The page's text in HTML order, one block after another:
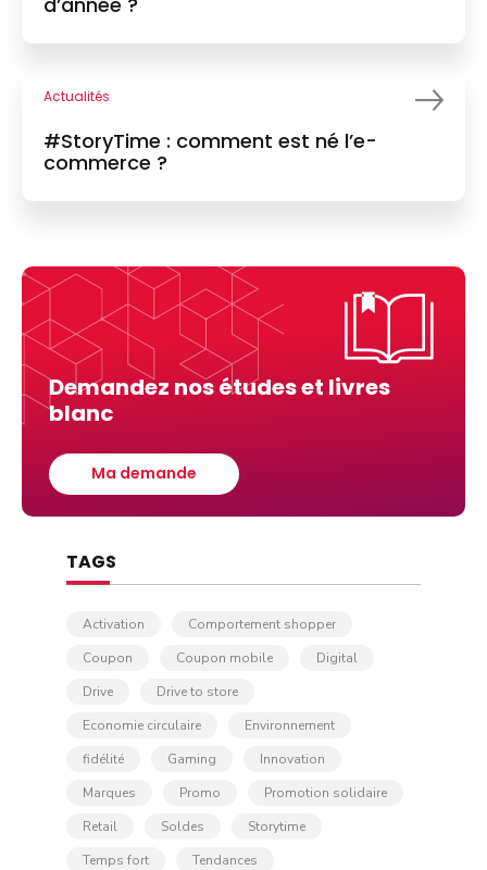
Actualités
#StoryTime : comment est né l’e-
commerce ?
Demandez nos études et livres
blanc
Ma demande
TAGS
Activation
Comportement shopper
Coupon
Coupon mobile
Digital
Drive
Drive to store
Economie circulaire
Environnement
fidélité
Gaming
Innovation
Marques
Promo
Promotion solidaire
Retail
Soldes
Storytime
Temps fort
Tendances